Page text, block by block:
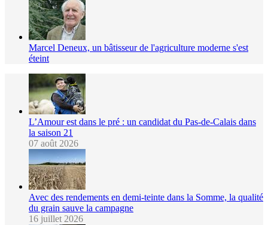
Marcel Deneux, un bâtisseur de l'agriculture moderne s'est
éteint
L’Amour est dans le pré : un candidat du Pas-de-Calais dans
la saison 21
07 août 2026
Avec des rendements en demi-teinte dans la Somme, la qualité
du grain sauve la campagne
16 juillet 2026